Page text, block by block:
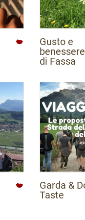
Gusto e
di Fassa
Garda &
Taste